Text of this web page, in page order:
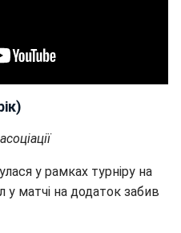
у рамках турніру на
у матчі на додаток забив